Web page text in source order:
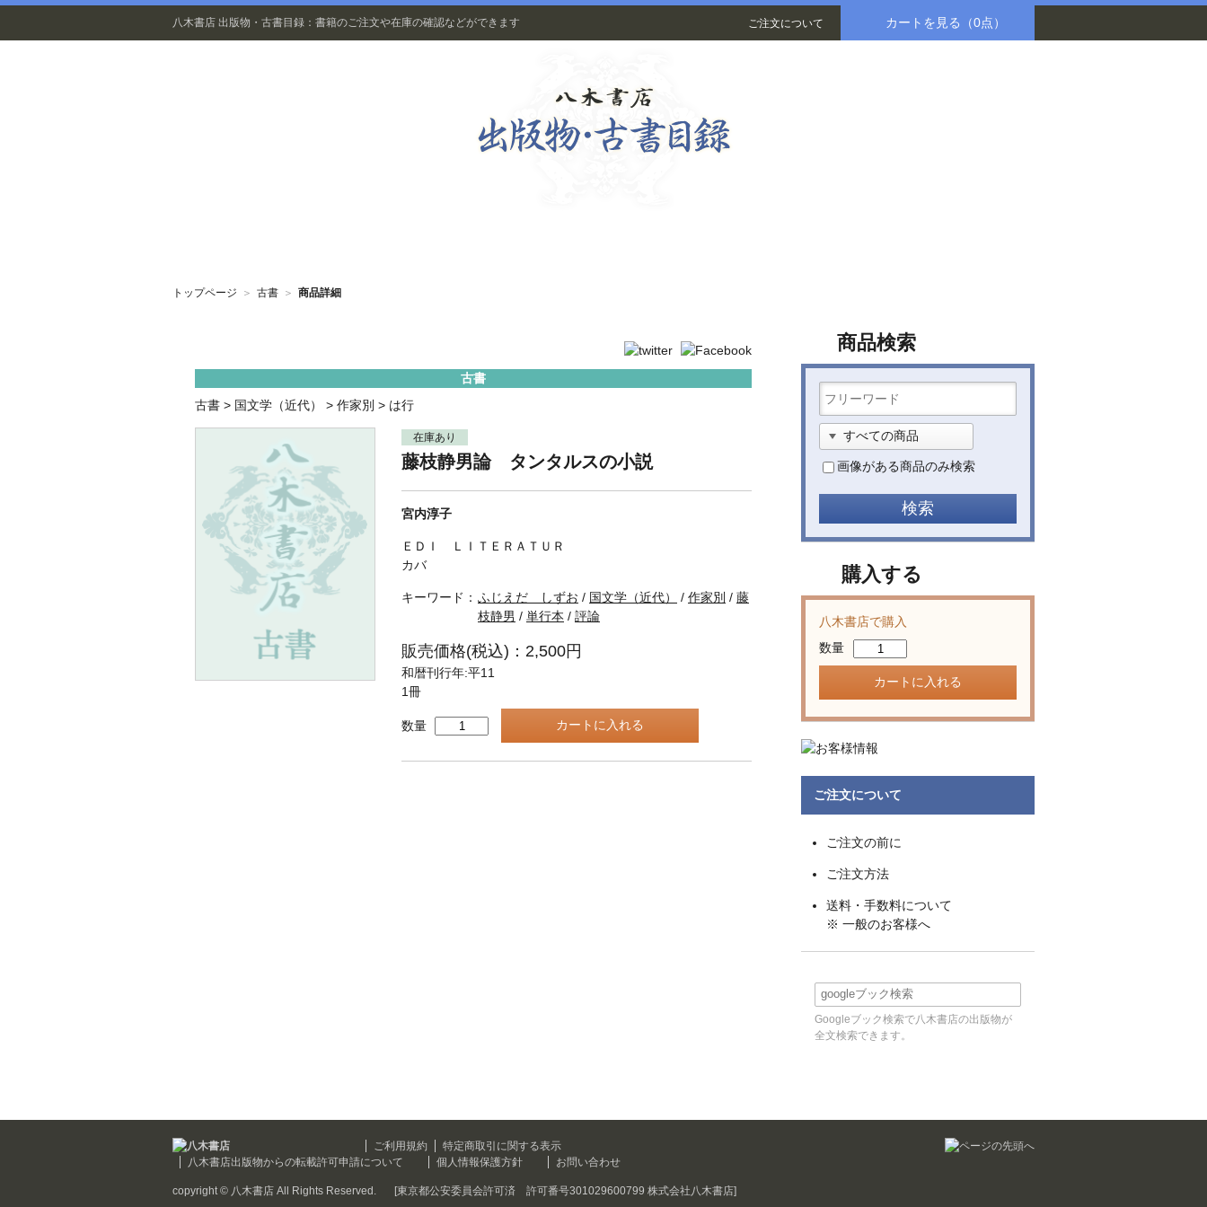
八木書店 出版物・古書目録：書籍のご注文や在庫の確認などができます ご注文について カートを見る （0点）
トップページ ＞ 古書 ＞ 商品詳細
古書
古書 > 国文学（近代） > 作家別 > は行
在庫あり
藤枝静男論 タンタルスの小説
宮内淳子
ＥＤＩ ＬＩＴＥＲＡＴＵＲ
カバ
キーワード： ふじえだ しずお / 国文学（近代） / 作家別 / 藤
枝静男 / 単行本 / 評論
販売価格(税込)：2,500円
和暦刊行年:平11
1冊
数量
商品検索
画像がある商品のみ検索
購入する
八木書店で購入
数量
ご注文について
ご注文の前に
ご注文方法
送料・手数料について
※ 一般のお客様へ
Googleブック検索で八木書店の出版物が
全文検索できます。
ご利用規約
特定商取引に関する表示
八木書店出版物からの転載許可申請について
個人情報保護方針 お問い合わせ
copyright © 八木書店 All Rights Reserved. [東京都公安委員会許可済 許可番号301029600799 株式会社八木書店]